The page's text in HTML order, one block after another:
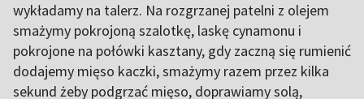
wykładamy na talerz. Na rozgrzanej patelni z olejem
smażymy pokrojoną szalotkę, laskę cynamonu i
pokrojone na połówki kasztany, gdy zaczną się rumienić
dodajemy mięso kaczki, smażymy razem przez kilka
sekund żeby podgrzać mięso, doprawiamy solą,